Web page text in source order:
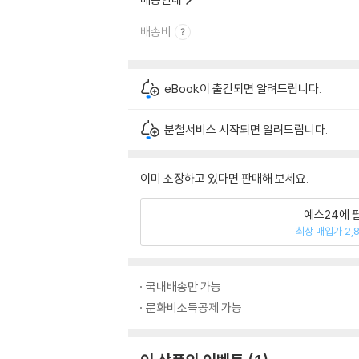
배송비
eBook이 출간되면 알려드립니다.
분철서비스 시작되면 알려드립니다.
이미 소장하고 있다면 판매해 보세요.
예스24에
최상 매입가
국내배송만 가능
문화비소득공제 가능